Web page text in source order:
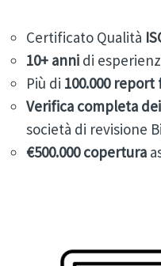
Certificato Qualità
10+ anni di
Più di 100.000report
Verifica completa
società di revisione
€500.000 copertura